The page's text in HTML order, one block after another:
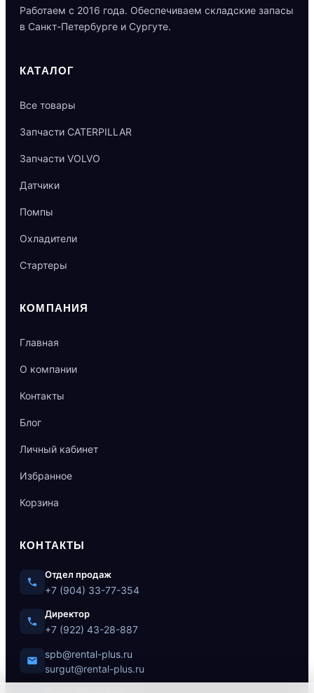
Работаем с 2016 года. Обеспечиваем складские запасы
в Санкт-Петербурге и Сургуте.
КАТАЛОГ
Все товары
Запчасти CATERPILLAR
Запчасти VOLVO
Датчики
Помпы
Охладители
Стартеры
КОМПАНИЯ
Главная
О компании
Контакты
Блог
Личный кабинет
Избранное
Корзина
КОНТАКТЫ
Отдел продаж
+7 (904) 33-77-354
Директор
+7 (922) 43-28-887
spb@rental-plus.ru
surgut@rental-plus.ru